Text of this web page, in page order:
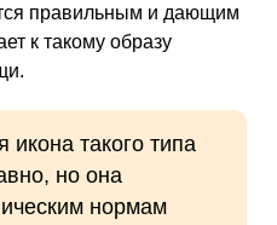
правильным и дающим
к такому образу
такого типа
но она
нормам